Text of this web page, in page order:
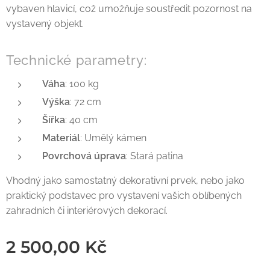
vybaven hlavicí, což umožňuje soustředit pozornost na
vystavený objekt.
Technické parametry:
Váha: 100 kg
Výška: 72 cm
Šířka: 40 cm
Materiál: Umělý kámen
Povrchová úprava: Stará patina
Vhodný jako samostatný dekorativní prvek, nebo jako
praktický podstavec pro vystavení vašich oblíbených
zahradních či interiérových dekorací.
2 500,00 Kč